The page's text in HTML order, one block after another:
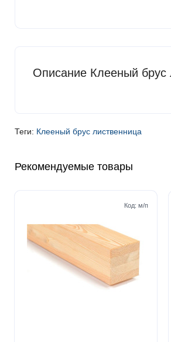
Описание Клееный брус
Теги: Клееный брус лиственница
Рекомендуемые товары
Код: м/п